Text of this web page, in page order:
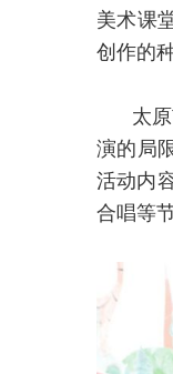
美术课
创作的
太
演的局
活动内
合唱等